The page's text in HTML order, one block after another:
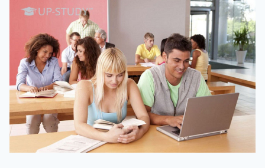
20.09
НАБОР